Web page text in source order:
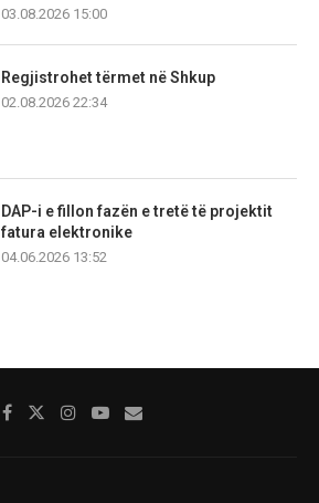
03.08.2026 15:00
Regjistrohet tërmet në Shkup
02.08.2026 22:34
DAP-i e fillon fazën e tretë të projektit
fatura elektronike
04.06.2026 13:52